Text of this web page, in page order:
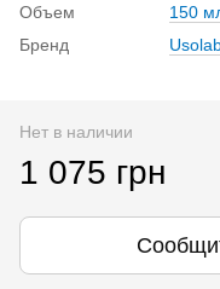
Объем
150
Бренд
Нет в наличии
1 075 грн